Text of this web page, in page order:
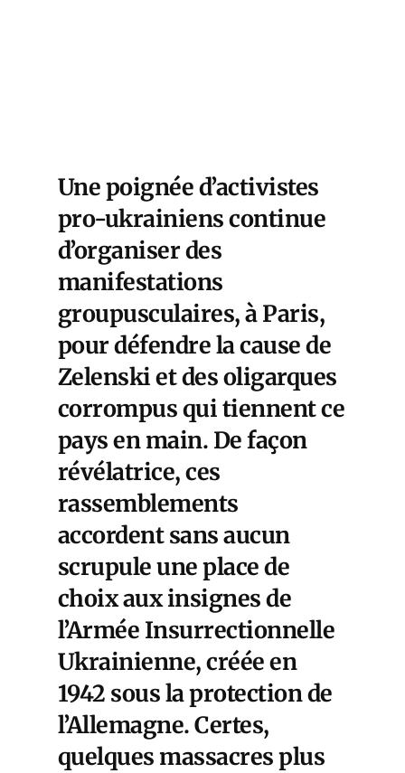
Une poignée d’activistes
pro-ukrainiens continue
d’organiser des
manifestations
groupusculaires, à Paris,
pour défendre la cause de
Zelenski et des oligarques
corrompus qui tiennent ce
pays en main. De façon
révélatrice, ces
rassemblements
accordent sans aucun
scrupule une place de
choix aux insignes de
l’Armée Insurrectionnelle
Ukrainienne, créée en
1942 sous la protection de
l’Allemagne. Certes,
quelques massacres plus